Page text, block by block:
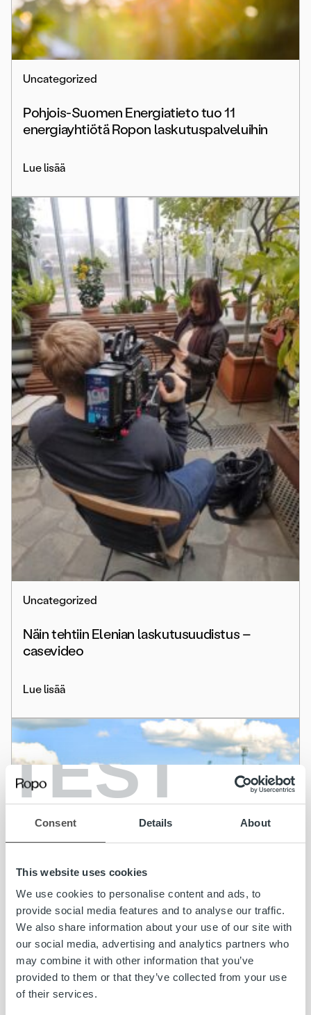
TEST
Consent Details About
This website uses cookies
We use cookies to personalise content and ads, to
provide social media features and to analyse our traffic.
We also share information about your use of our site with
our social media, advertising and analytics partners who
may combine it with other information that you’ve
provided to them or that they’ve collected from your use
of their services.
Uncategorized
Pohjois-Suomen Energiatieto tuo 11
energiayhtiötä Ropon laskutuspalveluihin
Lue lisää
Uncategorized
Näin tehtiin Elenian laskutusuudistus –
casevideo
Lue lisää